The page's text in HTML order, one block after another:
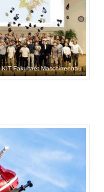
KIT Fakultaet Maschinenbau